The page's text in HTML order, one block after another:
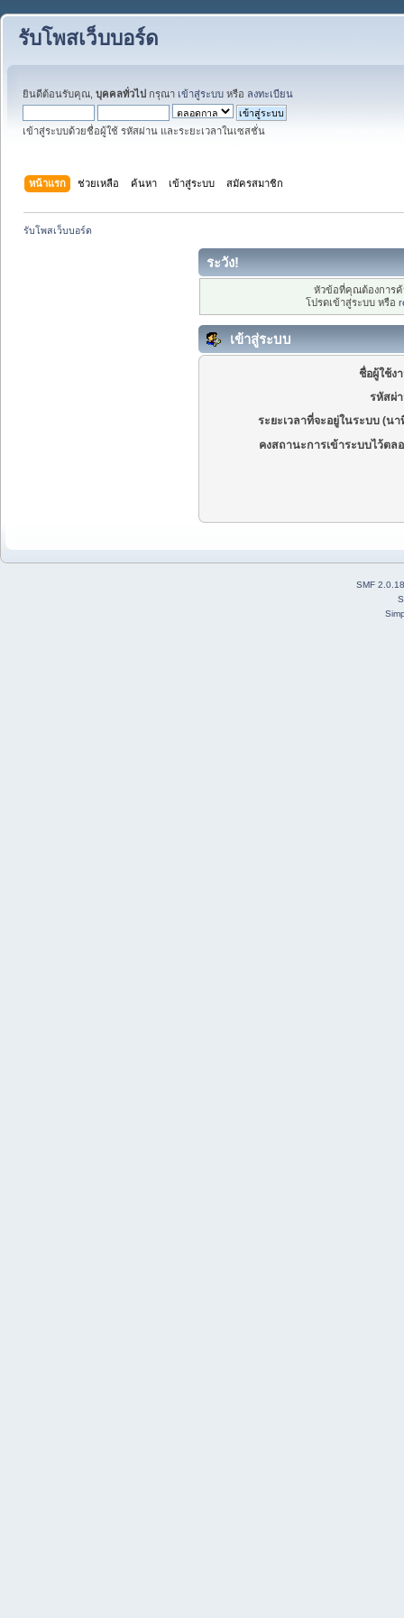
รับโพสเว็บบอร์ด
ยินดีต้อนรับคุณ, บุคคลทั่วไป กรุณา เข้าสู่ระบบ หรือ ลงทะเบียน
เข้าสู่ระบบด้วยชื่อผู้ใช้ รหัสผ่าน และระยะเวลาในเซสชั่น
หน้าแรก ช่วยเหลือ ค้นหา เข้าสู่ระบบ สมัครสมาชิก
รับโพสเว็บบอร์ด
ระวัง!
หัวข้อที่คุณต้องการ
โปรดเข้าสู่ระบบ หรือ
เข้าสู่ระบบ
ชื่อผู้ใช้ง
รหัสผ่
ระยะเวลาที่จะอยู่ในระบบ (นา
คงสถานะการเข้าระบบไว้ตล
SMF 2.0.18